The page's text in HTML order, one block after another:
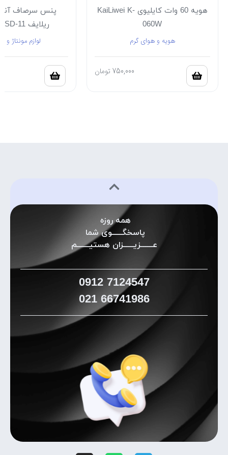
هویه 60 وات کایلیوی KaiLiwei K-
060W
هویه و هوای گرم
750,000 تومان
پنس سرصاف
ریلایف RELIFE ESD-11
لوازم مونتاژ و
همه روزه
پاسخگـــــوی شما
عــــــزیـــــزان هستیــــــم
7124547
0912
66741986
021